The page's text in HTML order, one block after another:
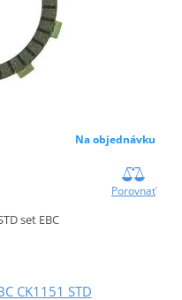
Na objednávku
Porovnať
set EBC
CK1151 STD